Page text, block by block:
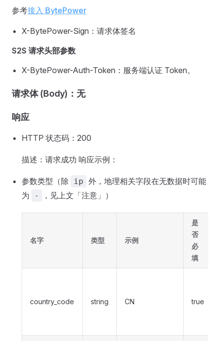
参考接入 BytePower
X-BytePower-Sign：请求体签名
S2S 请求头部参数
X-BytePower-Auth-Token：服务端认证 Token。
请求体 (Body)：无
响应
HTTP 状态码：200
描述：请求成功 响应示例：
参数类型（除 ip 外，地理相关字段在无数据时可能
为
- ，见上文「注意」）
名字 类型 示例
是
否
必
填
country_code string CN true